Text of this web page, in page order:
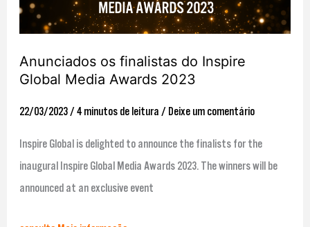
Anunciados os finalistas do Inspire
Global Media Awards 2023
22/03/2023 /4 minutos de leitura / Deixe um comentário
Inspire Global is delighted to announce the finalists for the
inaugural Inspire Global Media Awards 2023. The winners will be
announced at an exclusive event
Inspire
Media
2023